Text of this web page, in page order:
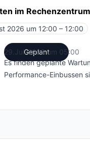
im Rechenzentrum
2026 um 12:00 – 12:00
Geplant
29.Juli 2026 um 05:00
Es finden geplante
Performance-Einbussen